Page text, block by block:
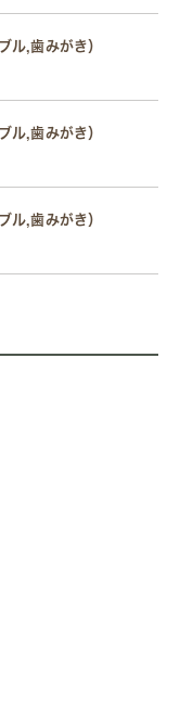
ル,歯みがき）
ル,歯みがき）
ル,歯みがき）